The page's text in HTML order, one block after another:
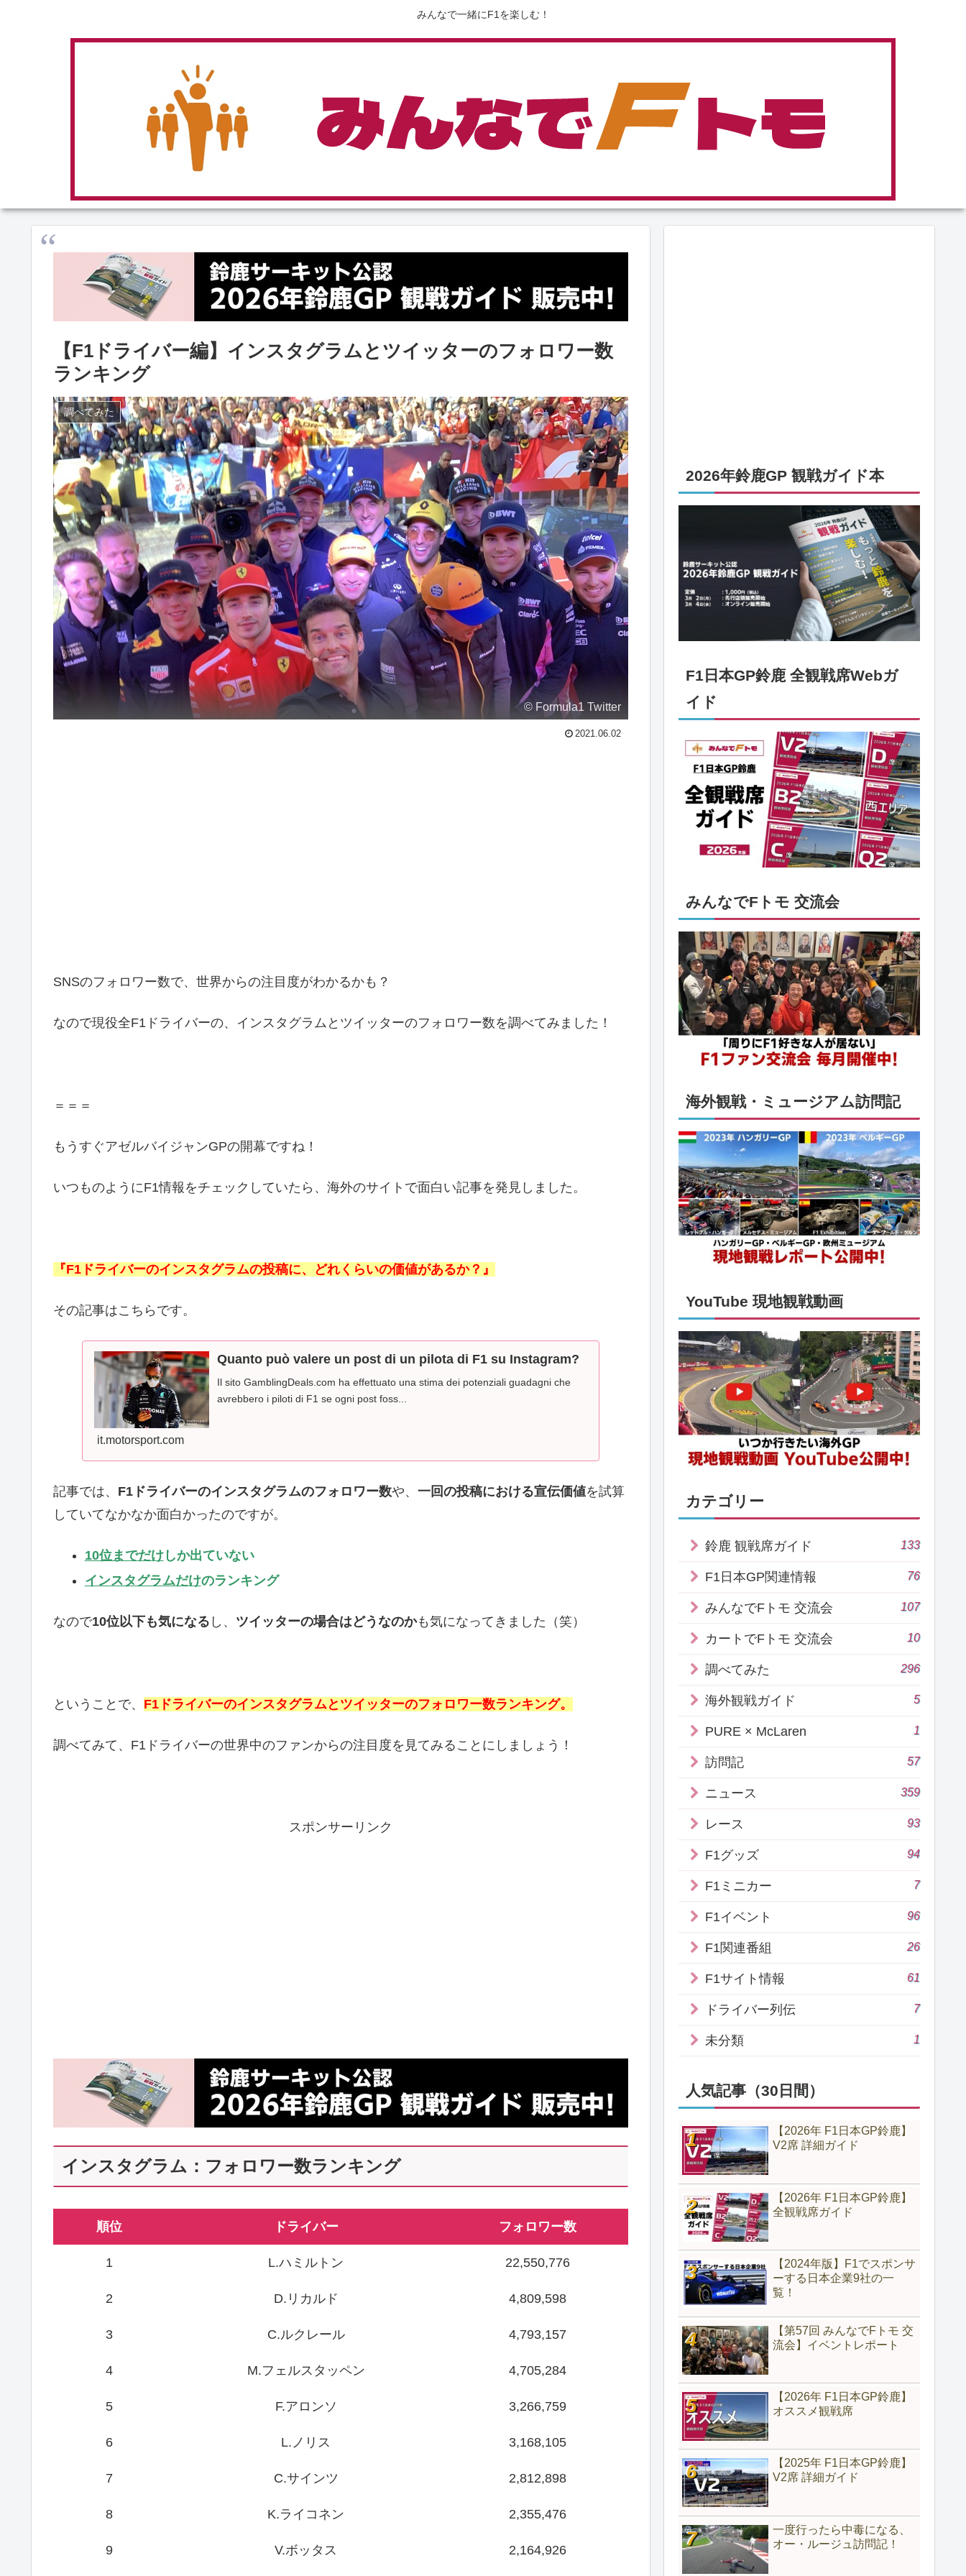
みんなで一緒にF1を楽しむ！
【F1ドライバー編】インスタグラムとツイッターのフォロワー数
ランキング
調べてみた
© Formula1 Twitter
2021.06.02
SNSのフォロワー数で、世界からの注目度がわかるかも？
なので現役全F1ドライバーの、インスタグラムとツイッターのフォロワー数を調べてみました！
＝＝＝
もうすぐアゼルバイジャンGPの開幕ですね！
いつものようにF1情報をチェックしていたら、海外のサイトで面白い記事を発見しました。
『F1ドライバーのインスタグラムの投稿に、どれくらいの価値があるか？』
その記事はこちらです。
Quanto può valere un post di un pilota di F1 su Instagram?
Il sito GamblingDeals.com ha effettuato una stima dei potenziali guadagni che
avrebbero i piloti di F1 se ogni post foss...
it.motorsport.com
記事では、 F1ドライバーのインスタグラムのフォロワー数や、 一回の投稿における宣伝価値を試算
していてなかなか面白かったのですが。
10位までだけしか出ていない
インスタグラムだけのランキング
なので10位以下も気になる し、 ツイッターの場合はどうなのかも気になってきました（笑）
ということで、 F1ドライバーのインスタグラムとツイッターのフォロワー数ランキング。
調べてみて、F1ドライバーの世界中のファンからの注目度を見てみることにしましょう！
スポンサーリンク
インスタグラム：フォロワー数ランキング
順位 ドライバー フォロワー数
1 L.ハミルトン 22,550,776
2 D.リカルド 4,809,598
3 C.ルクレール 4,793,157
4 M.フェルスタッペン 4,705,284
5 F.アロンソ 3,266,759
6 L.ノリス 3,168,105
7 C.サインツ 2,812,898
8 K.ライコネン 2,355,476
9 V.ボッタス 2,164,926
2026年鈴鹿GP 観戦ガイド本
F1日本GP鈴鹿 全観戦席Webガ
イド
みんなでFトモ 交流会
海外観戦・ミュージアム訪問記
YouTube 現地観戦動画
カテゴリー
鈴鹿 観戦席ガイド 133
F1日本GP関連情報 76
みんなでFトモ 交流会 107
カートでFトモ 交流会 10
調べてみた 296
海外観戦ガイド 5
PURE × McLaren 1
訪問記 57
ニュース 359
レース 93
F1グッズ 94
F1ミニカー 7
F1イベント 96
F1関連番組 26
F1サイト情報 61
ドライバー列伝 7
未分類 1
人気記事（30日間）
【2026年 F1日本GP鈴鹿】
V2席 詳細ガイド
【2026年 F1日本GP鈴鹿】
全観戦席ガイド
【2024年版】F1でスポンサ
ーする日本企業9社の一
覧！
【第57回 みんなでFトモ 交
流会】イベントレポート
【2026年 F1日本GP鈴鹿】
オススメ観戦席
【2025年 F1日本GP鈴鹿】
V2席 詳細ガイド
一度行ったら中毒になる、
オー・ルージュ訪問記！